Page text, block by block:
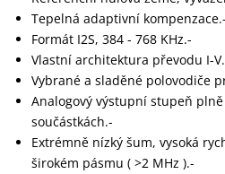
Tepelná adaptivní kompenzace.-
Formát I2S, 384 - 768 KHz.-
Vlastní architektura převodu I-
Vybrané a sladěné polovodiče
Analogový výstupní stupeň
součástkách.-
Extrémně nízký šum, vysoká
širokém pásmu ( >2 MHz ).-